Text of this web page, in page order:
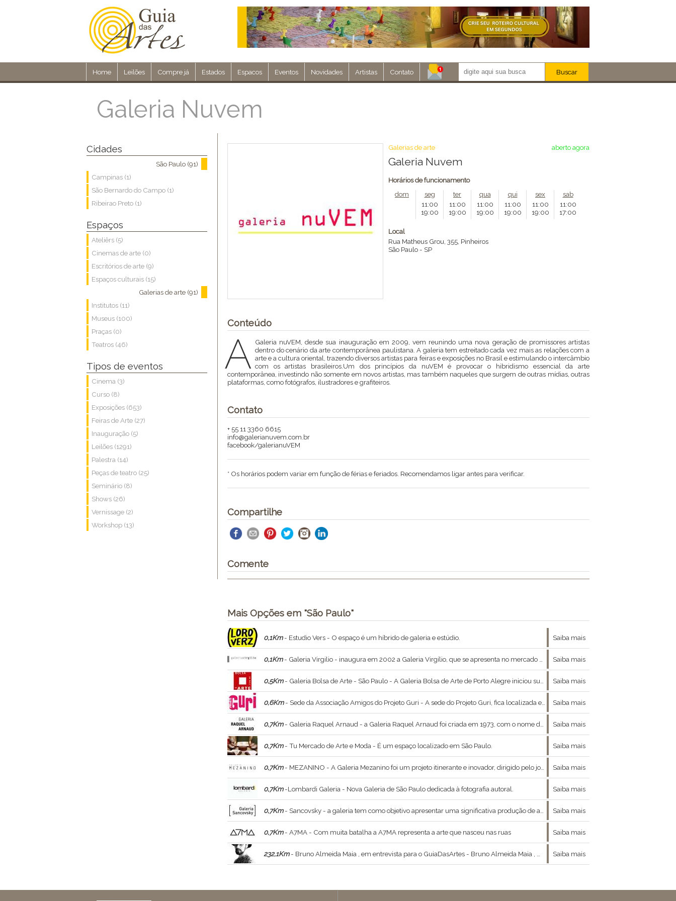
Home Leilões Compre já Estados Espacos Eventos Novidades Artistas Contato Buscar
Galeria Nuvem
Cidades
São Paulo (91)
Campinas (1)
São Bernardo do Campo (1)
Ribeirao Preto (1)
Espaços
Ateliêrs (5)
Cinemas de arte (0)
Escritórios de arte (9)
Espaços culturais (15)
Galerias de arte (91)
Institutos (11)
Museus (100)
Praças (0)
Teatros (46)
Tipos de eventos
Cinema (3)
Curso (8)
Exposições (653)
Feiras de Arte (27)
Inauguração (5)
Leilões (1291)
Palestra (14)
Peças de teatro (25)
Seminário (8)
Shows (26)
Vernissage (2)
Workshop (13)
aberto agora
Galerias de arte
Galeria Nuvem
Horários de funcionamento
dom
seg
11:00
19:00
ter
11:00
19:00
qua
11:00
19:00
qui
11:00
19:00
sex
11:00
19:00
sab
11:00
17:00
Local
Rua Matheus Grou, 355, Pinheiros
São Paulo - SP
Conteúdo
A Galeria nuVEM, desde sua inauguração em 2009, vem reunindo uma nova geração de promissores artistas
dentro do cenário da arte contemporânea paulistana. A galeria tem estreitado cada vez mais as relações com a
arte e a cultura oriental, trazendo diversos artistas para feiras e exposições no Brasil e estimulando o intercâmbio
com os artistas brasileiros.Um dos princípios da nuVEM é provocar o hibridismo essencial da arte
contemporânea, investindo não somente em novos artistas, mas também naqueles que surgem de outras mídias, outras
plataformas, como fotógrafos, ilustradores e grafiteiros.
Contato
+ 55 11 3360 6615
info@galerianuvem.com.br
facebook/galerianuVEM
* Os horários podem variar em função de férias e feriados. Recomendamos ligar antes para verificar.
Compartilhe
Comente
Mais Opções em "São Paulo"
0,1Km- Estudio Vers - O espaço é um híbrido de galeria e estúdio. Saiba mais
0,1Km- Galeria Virgilio - inaugura em 2002 a Galeria Virgílio, que se apresenta no mercado de arte direcionada à produção de artistas jovens contemporâneos e artistas surgidos principalmente a partir dos anos 80, que consolidaram presença no cenário da arte brasileira. Saiba mais
0,5Km- Galeria Bolsa de Arte - São Paulo - A Galeria Bolsa de Arte de Porto Alegre iniciou suas atividades no ano de 1980. Saiba mais
0,6Km- Sede da Associação Amigos do Projeto Guri - A sede do Projeto Guri, fica localizada em São Paulo. Saiba mais
0,7Km- Galeria Raquel Arnaud - a Galeria Raquel Arnaud foi criada em 1973, com o nome de Gabinete de Arte. Saiba mais
0,7Km- Tu Mercado de Arte e Moda - É um espaço localizado em São Paulo. Saiba mais
0,7Km- MEZANINO - A Galeria Mezanino foi um projeto itinerante e inovador, dirigido pelo jornalista e curador Renato De Cara. Saiba mais
0,7Km-Lombardi Galeria - Nova Galeria de São Paulo dedicada à fotografia autoral. Saiba mais
0,7Km- Sancovsky - a galeria tem como objetivo apresentar uma significativa produção de artistas jovens e de artistas já consolidados Saiba mais
0,7Km- A7MA - Com muita batalha a A7MA representa a arte que nasceu nas ruas Saiba mais
232,1Km- Bruno Almeida Maia , em entrevista para o GuiaDasArtes - Bruno Almeida Maia , ministrante do curso Constelações Visionárias , a relação entre moda , arte e filosofia nos concedeu a ótima entrevista que se segue : Saiba mais